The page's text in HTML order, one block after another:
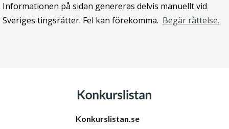
Informationen på sidan genereras delvis manuellt vid
Sveriges tingsrätter. Fel kan förekomma. Begär rättelse.
Konkurslistan.se